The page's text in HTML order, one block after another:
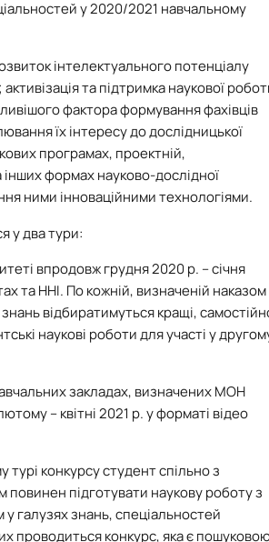
рослинництва
продукції рослинницт…
агробіологічного факультету
органи
Рада роботодавців агробіологічного
Рада аспірантів агробіологічного
Сенат студентської організації
Рада молодих вчених НДІ рослинництва та
у2020/2021 навчальному
інтелектуального потенціалу
та підтримка наукової
фактора формування фахівців
їх інтересу до дослідницької
програмах, проектній,
інших формах науково-дослідної
ними інноваційними технологіями.
у два тури:
впродовж грудня2020 р. – січня
та ННІ. По кожній, визначеній наказом
відбиратимуться кращі,
наукові роботи для участі у
закладах, визначених МОН
– квітні2021 р. у форматі відео
турі конкурсу студент спільно з
повинен підготувати наукову роботу з
галузях знань, спеціальностей
проводиться конкурс, яка є